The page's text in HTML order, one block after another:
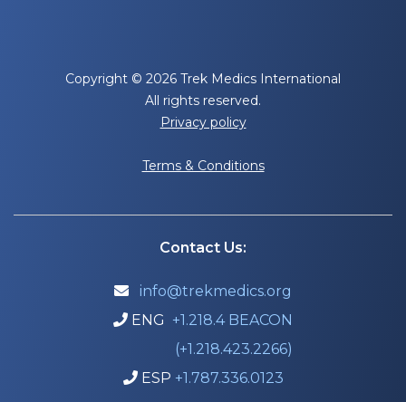
Copyright © 2026 Trek Medics International
All rights reserved.
Privacy policy
Terms & Conditions
Contact Us:
 info@trekmedics.org
 ENG +1.218.4 BEACON
(+1.218.423.2266)
 ESP +1.787.336.0123